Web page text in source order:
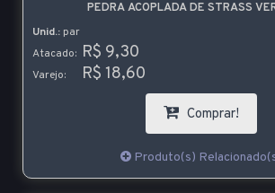
PEDRA ACOPLADA DE STRASS
Unid.: par
Atacado: R$ 9,30
Varejo: R$ 18,60
Comprar!
Produto(s)